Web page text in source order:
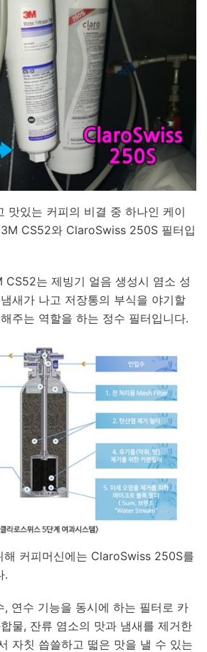
맛있는 커피의 비결 중 하나인 케이
CS52와 ClaroSwiss 250S 필터입
CS52는 제빙기 얼음 생성시 염소 성
새가 나고 저장통의 부식을 야기할
주는 역할을 하는 정수 필터입니다.
해 커피머신에는 ClaroSwiss 250S를
.
, 연수 기능을 동시에 하는 필터로 카
물, 잔류 염소의 맛과 냄새를 제거한
자칫 씁쓸하고 떫은 맛을 낼 수 있는